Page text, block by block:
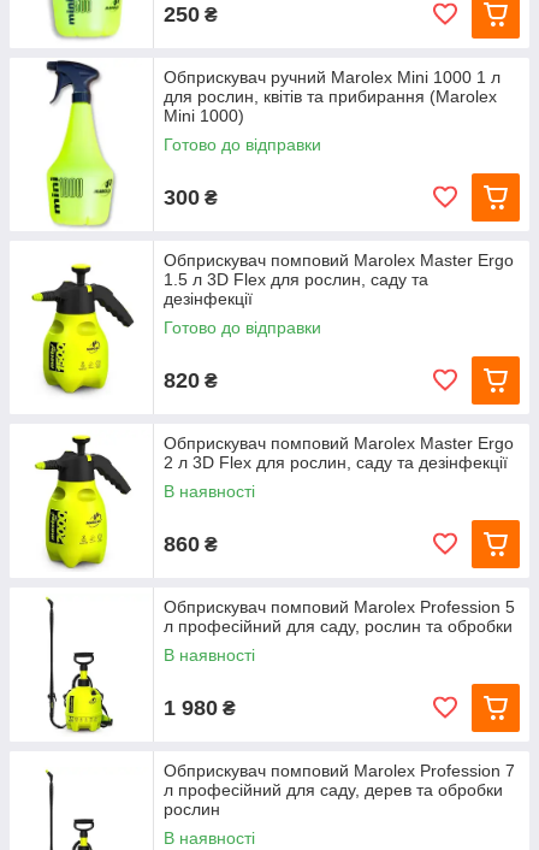
250 ₴
Обприскувач ручний Marolex Mini 1000 1 л
для рослин, квітів та прибирання (Marolex
Mini 1000)
Готово до відправки
300 ₴
Обприскувач помповий Marolex Master Ergo
1.5 л 3D Flex для рослин, саду та
дезінфекції
Готово до відправки
820 ₴
Обприскувач помповий Marolex Master Ergo
2 л 3D Flex для рослин, саду та дезінфекції
В наявності
860 ₴
Обприскувач помповий Marolex Profession 5
л професійний для саду, рослин та обробки
В наявності
1 980 ₴
Обприскувач помповий Marolex Profession 7
л професійний для саду, дерев та обробки
рослин
В наявності